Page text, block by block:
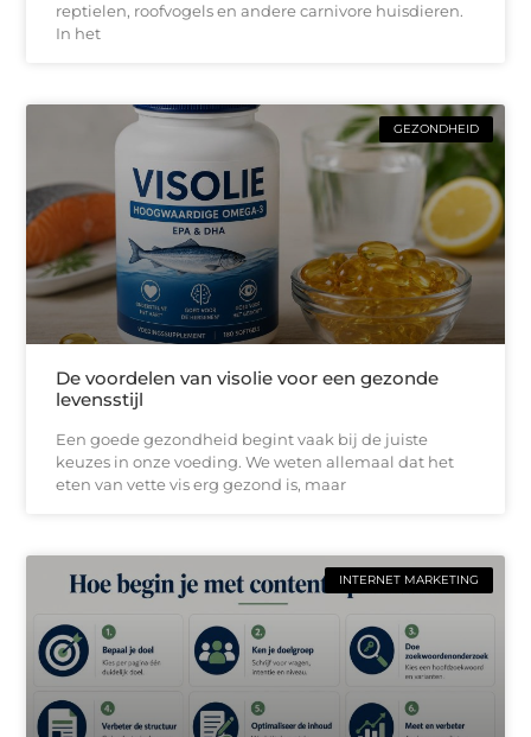
reptielen, roofvogels en andere carnivore huisdieren.
In het
GEZONDHEID
De voordelen van visolie voor een gezonde
levensstijl
Een goede gezondheid begint vaak bij de juiste
keuzes in onze voeding. We weten allemaal dat het
eten van vette vis erg gezond is, maar
INTERNET MARKETING